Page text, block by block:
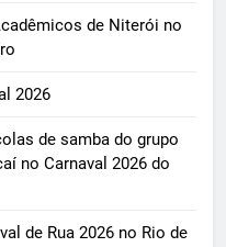
de Niterói no
2026
de samba do grupo
no Carnaval 2026 do
de Rua 2026 no Rio de